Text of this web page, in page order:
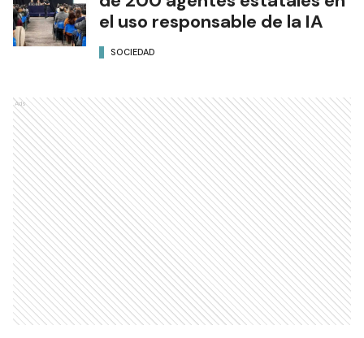
el uso responsable de la IA
SOCIEDAD
Ads